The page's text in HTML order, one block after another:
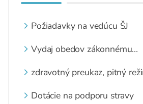
Požiadavky na vedúcu ŠJ
Vydaj obedov zákonnému
zdravotný preukaz, pitný
Dotácie na podporu stravy